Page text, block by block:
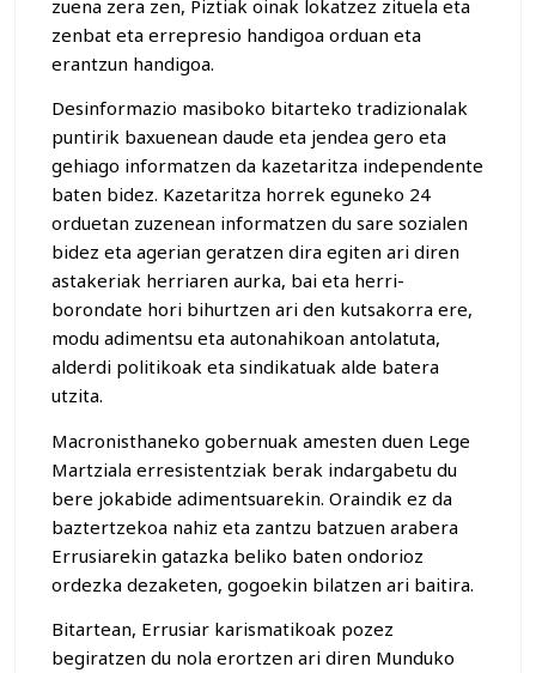
zuena zera zen, Piztiak oinak lokatzez zituela eta
zenbat eta errepresio handigoa orduan eta
erantzun handigoa.
Desinformazio masiboko bitarteko tradizionalak
puntirik baxuenean daude eta jendea gero eta
gehiago informatzen da kazetaritza independente
baten bidez. Kazetaritza horrek eguneko 24
orduetan zuzenean informatzen du sare sozialen
bidez eta agerian geratzen dira egiten ari diren
astakeriak herriaren aurka, bai eta herri-
borondate hori bihurtzen ari den kutsakorra ere,
modu adimentsu eta autonahikoan antolatuta,
alderdi politikoak eta sindikatuak alde batera
utzita.
Macronisthaneko gobernuak amesten duen Lege
Martziala erresistentziak berak indargabetu du
bere jokabide adimentsuarekin. Oraindik ez da
baztertzekoa nahiz eta zantzu batzuen arabera
Errusiarekin gatazka beliko baten ondorioz
ordezka dezaketen, gogoekin bilatzen ari baitira.
Bitartean, Errusiar karismatikoak pozez
begiratzen du nola erortzen ari diren Munduko